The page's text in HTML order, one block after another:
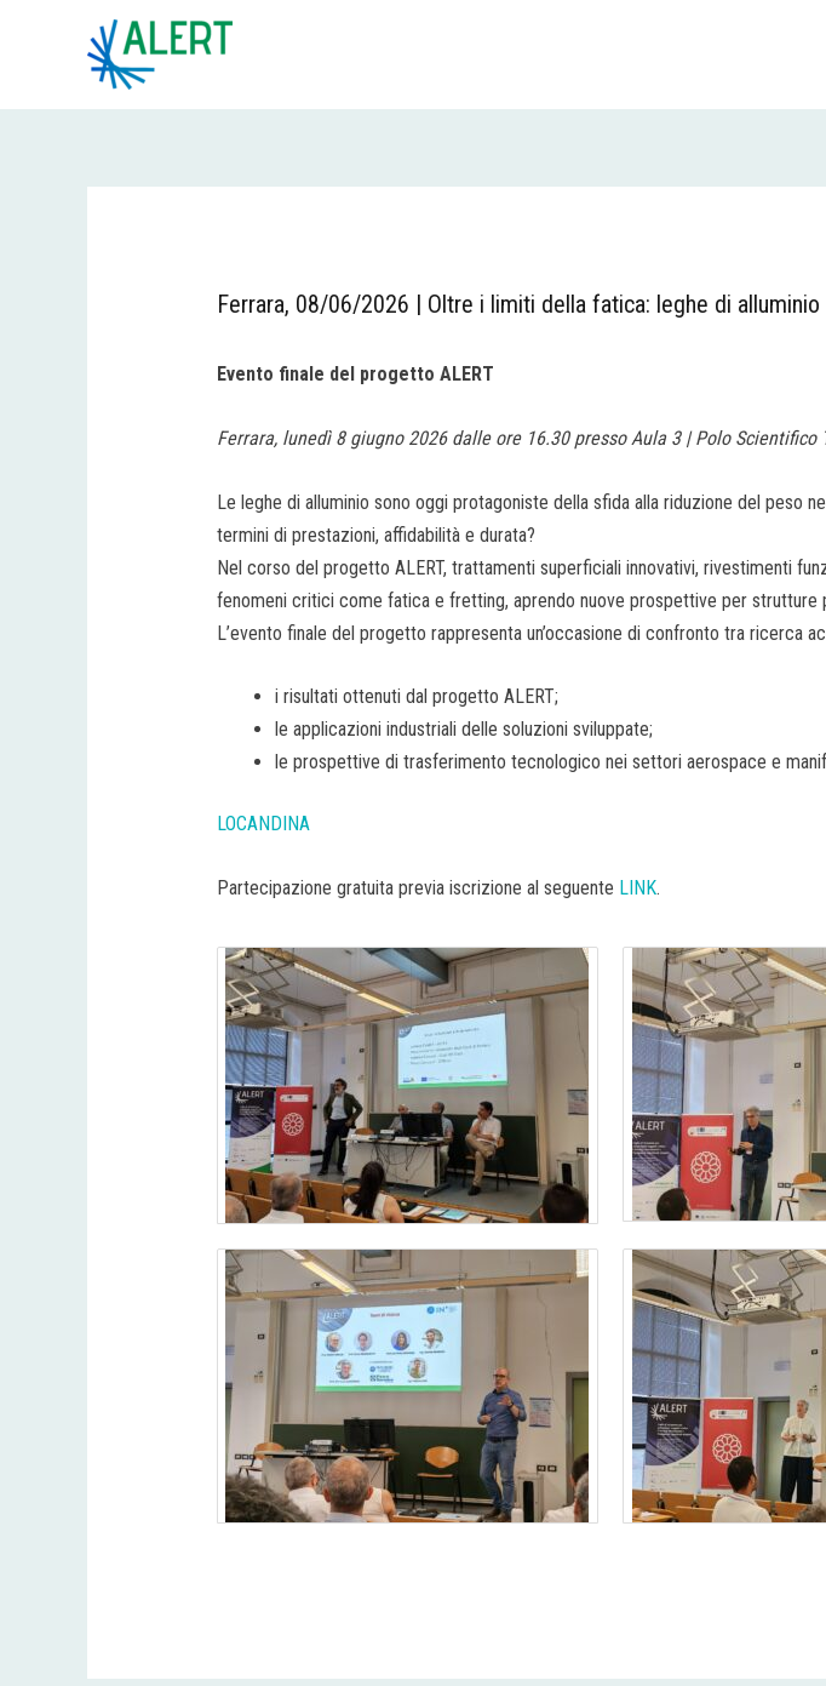
Ferrara, 08/06/2026 | Oltre i limiti della fatica: leghe di
Evento finale del progetto ALERT
Ferrara, lunedì 8 giugno 2026 dalle ore 16.30 presso Aula 3 | Polo Scientifico
Le leghe di alluminio sono oggi protagoniste della sfida alla riduzione del peso
termini di prestazioni, affidabilità e durata?
Nel corso del progetto ALERT, trattamenti superficiali innovativi, rivestimenti
fenomeni critici come fatica e fretting, aprendo nuove prospettive per strutture
L’evento finale del progetto rappresenta un’occasione di confronto tra ricerca
i risultati ottenuti dal progetto ALERT;
le applicazioni industriali delle soluzioni sviluppate;
le prospettive di trasferimento tecnologico nei settori aerospace e
LOCANDINA
Partecipazione gratuita previa iscrizione al seguente LINK.
Navigazione
articoli